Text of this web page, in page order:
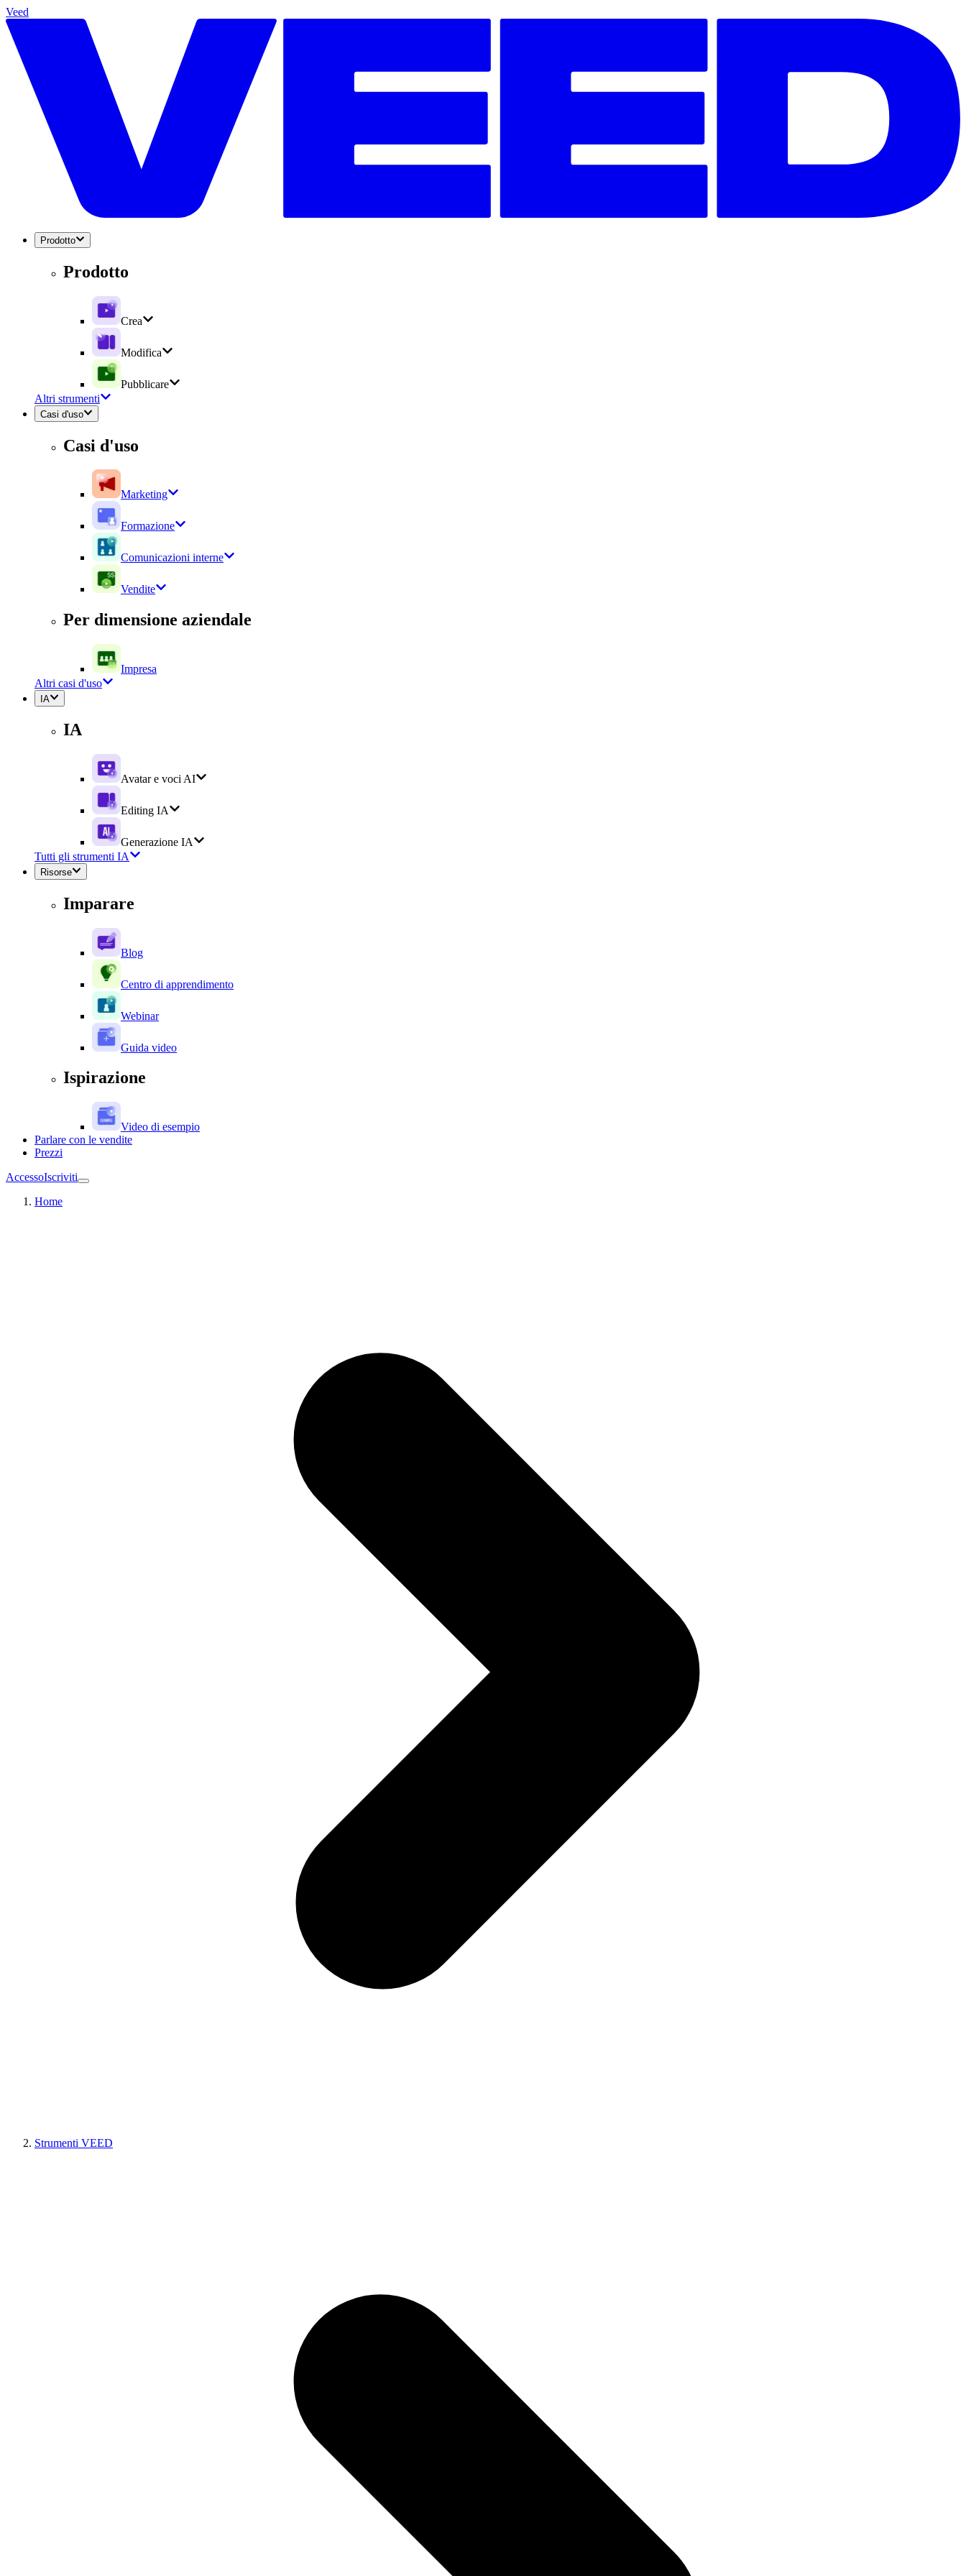
Veed
Prodotto
Prodotto
Crea
Modifica
Pubblicare
Altri strumenti
Casi d'uso
Casi d'uso
Marketing
Formazione
Comunicazioni interne
Vendite
Per dimensione aziendale
Impresa
Altri casi d'uso
IA
IA
Avatar e voci AI
Editing IA
Generazione IA
Tutti gli strumenti IA
Risorse
Imparare
Blog
Centro di apprendimento
Webinar
Guida video
Ispirazione
Video di esempio
Parlare con le vendite
Prezzi
AccessoIscriviti
Home
Strumenti VEED